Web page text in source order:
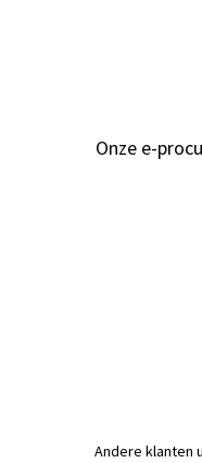
Onze e-
Andere klanten